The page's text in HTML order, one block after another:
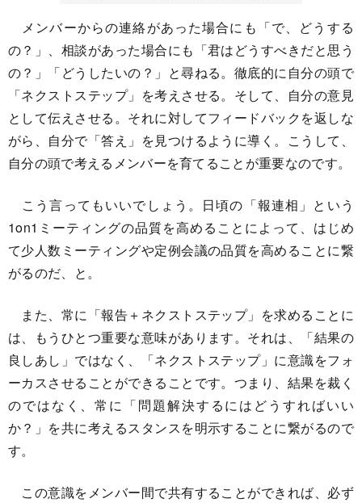
メンバーからの連絡があった場合にも「で、どうする
の？」、相談があった場合にも「君はどうすべきだと思う
の？」「どうしたいの？」と尋ねる。徹底的に自分の頭で
「ネクストステップ」を考えさせる。そして、自分の意見
として伝えさせる。それに対してフィードバックを返しな
がら、自分で「答え」を見つけるように導く。こうして、
自分の頭で考えるメンバーを育てることが重要なのです。
こう言ってもいいでしょう。日頃の「報連相」という
1on1ミーティングの品質を高めることによって、はじめ
て少人数ミーティングや定例会議の品質を高めることに繋
がるのだ、と。
また、常に「報告＋ネクストステップ」を求めることに
は、もうひとつ重要な意味があります。それは、「結果の
良しあし」ではなく、「ネクストステップ」に意識をフォ
ーカスさせることができることです。つまり、結果を裁く
のではなく、常に「問題解決するにはどうすればいい
か？」を共に考えるスタンスを明示することに繋がるので
す。
この意識をメンバー間で共有することができれば、必ず